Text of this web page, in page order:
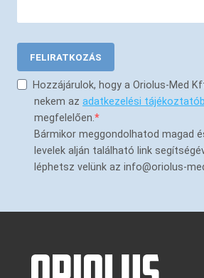
FELIRATKOZÁS
Hozzájárulok, hogy a Oriolus-Med
nekem az adatkezelési
megfelelően.
Bármikor meggondolhatod magad
levelek alján található link
léphetsz velünk az info@oriolus-